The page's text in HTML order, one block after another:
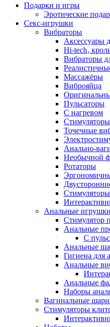
Подарки и игры
Эротические
Секс-игрушки
Вибраторы
Аксессуары
Hi-tech‚
Вибраторы
Массажёры
Виброяйца
Пульсаторы
С нагревом
Точечные
Анально-
Необычной
Ротаторы
Анальные игрушки
Стимулятор
Анальные
С
Анальные
Гигиена для
Анальные
Анальные
Наборы
Вагинальные
Стимуляторы